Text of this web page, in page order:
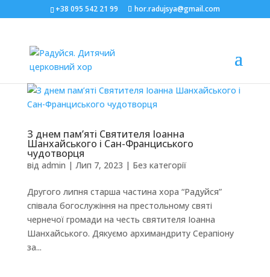
+38 095 542 21 99 hor.radujsya@gmail.com
З днем пам’яті Святителя Іоанна
Шанхайського і Сан-Франциського
чудотворця
від admin | Лип 7, 2023 | Без категорії
Другого липня старша частина хора “Радуйся”
співала богослужіння на престольному святі
чернечої громади на честь святителя Іоанна
Шанхайського. Дякуємо архимандриту Серапіону
за...